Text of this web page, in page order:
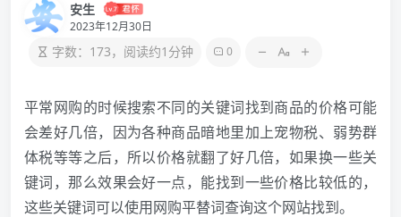
安生
2023年12月30日
字数：173，阅读约1分钟 0
平常网购的时候搜索不同的关键词找到商品的价格可能
会差好几倍，因为各种商品暗地里加上宠物税、弱势群
体税等等之后，所以价格就翻了好几倍，如果换一些关
键词，那么效果会好一点，能找到一些价格比较低的，
这些关键词可以使用网购平替词查询这个网站找到。